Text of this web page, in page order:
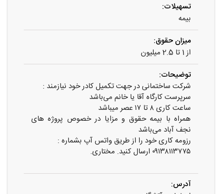
تسهیلات:
بیمه
میزان حقوق:
از 1 تا 2.5 میلیون
توضیحات:
شرکت ساختمانی در جهت تکمیل کادر خود نیازمند :
سرپرست کارگاه آقا یا خانم می‌باشد
ساعت کاری ۸ تا ۱۷ عصر میباشد
همراه با بیمه حقوق و مزایا در خصوص پروژه های
نجف آباد می‌باشد
رزومه کاری خود را از طریق واتس آپ بشماره :
۰۹۱۳۸۱۱۳۷۷۵ ارسال‌ کنید. مختاری.
آدرس: